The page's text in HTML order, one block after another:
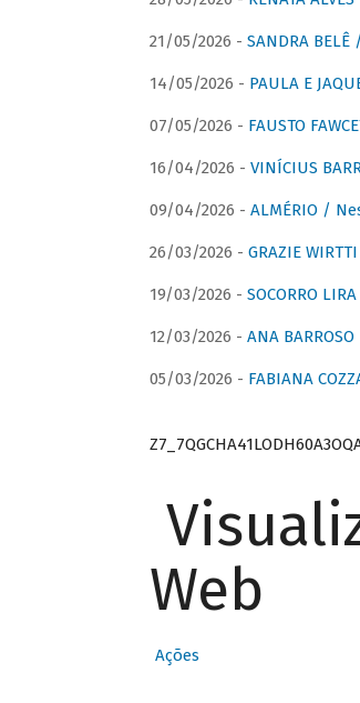
21/05/2026 - SANDRA
14/05/2026 - PAULA E
07/05/2026 - FAUSTO
16/04/2026 - VINÍCIUS
09/04/2026 - ALMÉRIO /
26/03/2026 - GRAZIE
19/03/2026 - SOCORRO
12/03/2026 - ANA
05/03/2026 - FABIANA
Web
Ações